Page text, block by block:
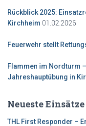
Rückblick 2025:
Kirchheim 01.02.2026
Feuerwehr stellt
Flammen im Nordturm
Jahreshauptübung in
Neueste Einsätze
THL First Responder –